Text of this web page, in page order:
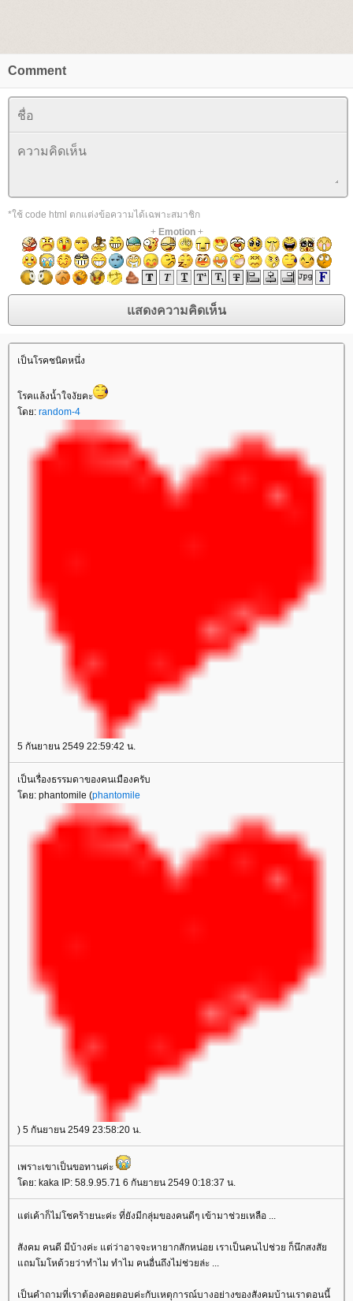
Comment
*ใช้ code html ตกแต่งข้อความได้เฉพาะสมาชิก
+ Emotion+
เป็นโรคชนิดหนึ่ง
รคแล้งน้ำใจงัยคะ
ดย: random-4
5 กันยายน 2549 22:59:42 น.
เป็นเรื่องธรรมดาของคนเมืองครับ
ดย: phantomile (phantomile
) 5 กันยายน 2549 23:58:20 น.
เพราะเขาเป็นขอทานค่ะ
ดย: kaka IP: 58.9.95.71 6 กันยายน 2549 0:18:37 น.
ต่เค้าก็ไม่โชคร้ายนะค่ะ ที่ยังมีกลุ่มของคนดีๆ เข้ามาช่วยเหลือ ...
สังคม คนดี มีบ้างค่ะ แต่ว่าอาจจะหายากสักหน่อย เราเป็นคนไปช่วย ก็นึกสงสั
ถมโมโหด้วยว่าทำไม ทำไม คนอื่นถึงไม่ช่วยล่ะ ...
เป็นคำถามที่เราต้องคอยตอบค่ะกับเหตุการณ์บางอย่างของสังคมบ้านเราตอนนี้